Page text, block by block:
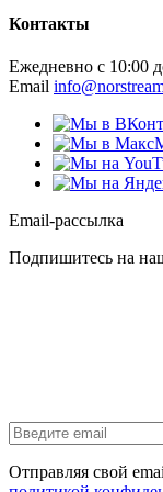
Контакты
Ежедневно с 10:00
Email
Email-рассылка
Подпишитесь на
Отправляя свой